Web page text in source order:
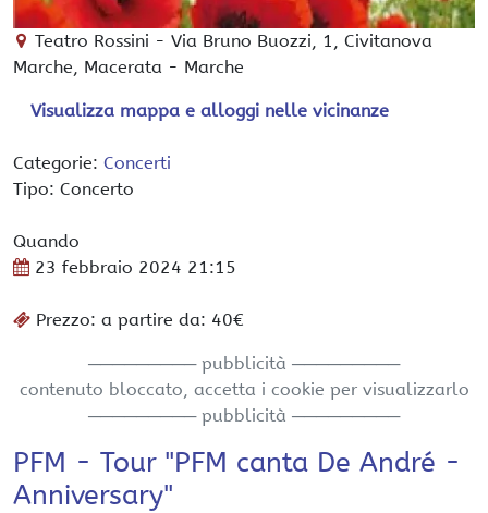
Teatro Rossini -Via Bruno Buozzi, 1,Civitanova
Marche, Macerata - Marche
Visualizza mappa e alloggi nelle vicinanze
Categorie: Concerti
Tipo: Concerto
Quando
23 febbraio 2024 21:15
Prezzo: a partire da: 40€
───────── pubblicità ─────────
contenuto bloccato, accetta i cookie per visualizzarlo
───────── pubblicità ─────────
PFM - Tour "PFM canta De André -
Anniversary"